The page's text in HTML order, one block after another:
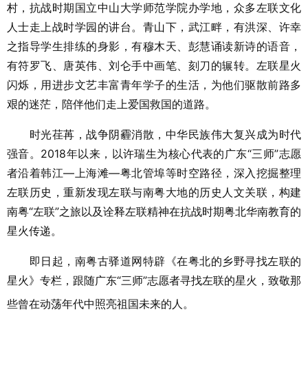
村，抗战时期国立中山大学师范学院办学地，众多左联文化
人士走上战时学园的讲台。青山下，武江畔，有洪深、许幸
之指导学生排练的身影，有穆木天、彭慧诵读新诗的语音，
有符罗飞、唐英伟、刘仑手中画笔、刻刀的辗转。左联星火
闪烁，用进步文艺丰富青年学子的生活，为他们驱散前路多
艰的迷茫，陪伴他们走上爱国救国的道路。
时光荏苒，战争阴霾消散，中华民族伟大复兴成为时代
强音。2018年以来，以许瑞生为核心代表的广东“三师”志愿
者沿着韩江—上海滩—粤北管埠等时空路径，深入挖掘整理
左联历史，重新发现左联与南粤大地的历史人文关联，构建
南粤“左联”之旅以及诠释左联精神在抗战时期粤北华南教育的
星火传递。
即日起，南粤古驿道网特辟《在粤北的乡野寻找左联的
星火》专栏，跟随广东“三师”志愿者寻找左联的星火，致敬那
些曾在动荡年代中照亮祖国未来的人。